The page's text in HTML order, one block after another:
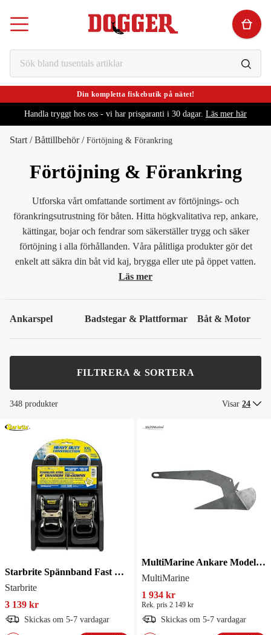
Din kompletta fiskebutik på nätet!
Handla tryggt hos oss - vi har prisgaranti i 30 dagar. Läs mer här
Start /Båttillbehör/ Förtöjning & Förankring
Förtöjning & Förankring
Utforska vårt omfattande sortiment av förtöjnings- och
förankringsutrustning för båten. Hitta högkvalitativa rep, ankare,
kättingar, bojar och fendrar som säkerställer trygg och säker
förtöjning i alla förhållanden. Våra pålitliga produkter gör det
enkelt att säkra din båt vid kaj, brygga eller ute på öppet vatten.
Läs mer
Ankarspel Badstegar & Plattformar Båt & Motor
FILTRERA & SORTERA
348 produkter Visar 24
Starbrite Spännband Fast Rf för Trailer
Starbrite
3 139 kr
Skickas om 5-7 vardagar
MultiMarine Ankare Modell Delta 20kg
MultiMarine
1 934 kr
Rek. pris 2 149 kr
Skickas om 5-7 vardagar